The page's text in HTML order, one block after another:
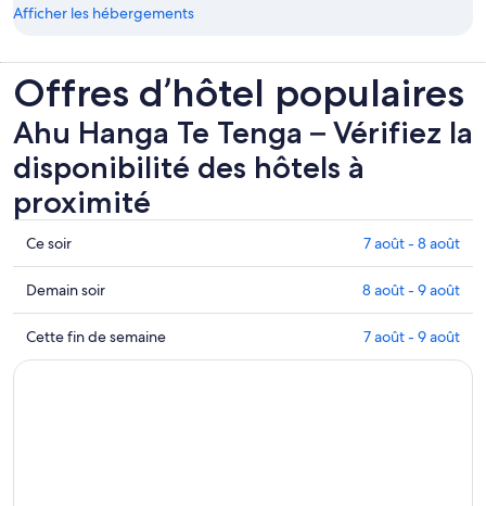
Afficher les hébergements
Offres d’hôtel populaires
Ahu Hanga Te Tenga – Vérifiez la
disponibilité des hôtels à
proximité
Ahu
Hanga
Te
Tenga
–
Consulter
Ce soir 7 août - 8 août
Consulter
les
prix
à
Demain soir 8 août - 9 août
Ahu
Hanga
Cette fin de semaine 7 août - 9 août